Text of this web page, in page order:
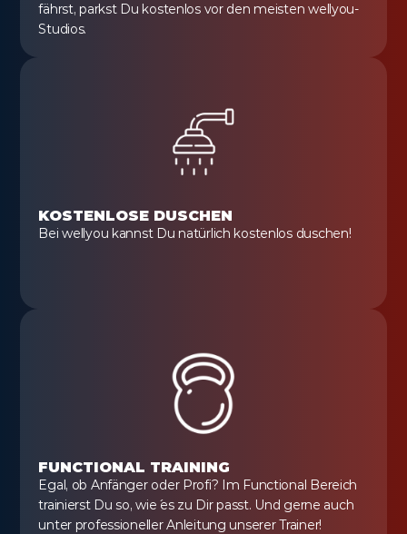
fährst, parkst Du kostenlos vor den meisten wellyou-
Studios.
KOSTENLOSE DUSCHEN
Bei wellyou kannst Du natürlich kostenlos duschen!
FUNCTIONAL TRAINING
Egal, ob Anfänger oder Profi? Im Functional Bereich
trainierst Du so, wie´ es zu Dir passt. Und gerne auch
unter professioneller Anleitung unserer Trainer!